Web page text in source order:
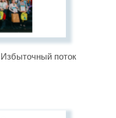
поток